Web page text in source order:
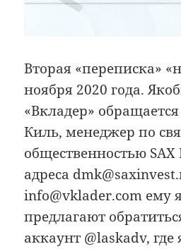
Вторая «переписка»
ноября 2020 года.
«Вкладер»
Киль, менеджер по
общественностью SAX
адреса
info@vklader.com ему
предлагают
аккаунт @laskadv,